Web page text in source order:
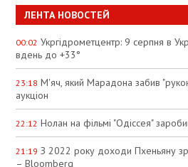
ЛЕНТА НОВОСТЕЙ
00:02 Укргідрометцентр: 9 серпня в
вдень до +33°
23:18 М'яч, який Марадона забив
аукціон
22:12 Нолан на фільмі "Одіссея"
21:19 З 2022 року доходи Пхеньяну
– Bloomberg